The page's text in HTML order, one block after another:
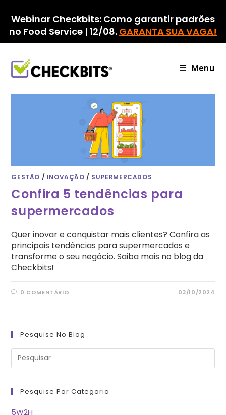
para
conteúdo
Webinar Checkbits: Como garantir padrões
no Food Service | 12/08. GARANTA SUA VAGA!
Menu
GESTÃO / INOVAÇÃO / SUPERMERCADOS
Confira 5 tendências para
supermercados
Quer inovar e conquistar mais clientes? Confira as
principais tendências para supermercados e
transforme o seu negócio. Saiba mais no blog da
Checkbits!
0 COMENTÁRIO 03/10/2024
Pesquise No Blog
Pesquise Por Categoria
5W2H